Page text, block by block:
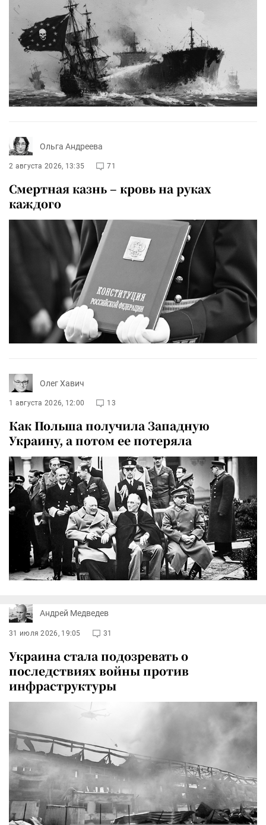
Ольга Андреева
2 августа 2026, 13:35 71
Смертная казнь – кровь на руках
каждого
Олег Хавич
1 августа 2026, 12:00 13
Как Польша получила Западную
Украину, а потом ее потеряла
Андрей Медведев
31 июля 2026, 19:05 31
Украина стала подозревать о
последствиях войны против
инфраструктуры